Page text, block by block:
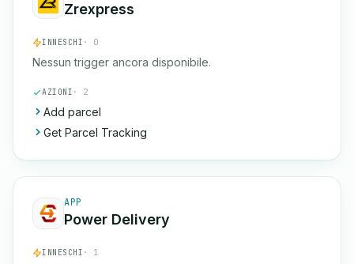
Zrexpress
INNESCHI · 0
Nessun trigger ancora disponibile.
AZIONI · 2
Add parcel
Get Parcel Tracking
APP
Power Delivery
INNESCHI · 1